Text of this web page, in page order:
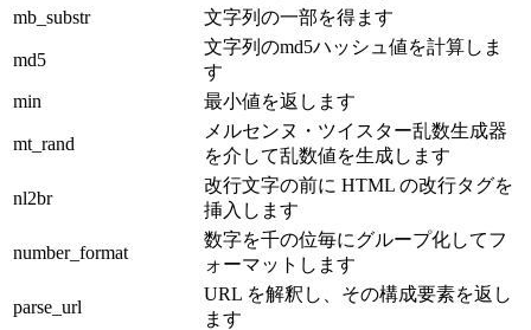
mb_substr
文字列の一部を得ます
md5
文字列のmd5ハッシュ値を計算しま
す
min
最小値を返します
mt_rand
メルセンヌ・ツイスター乱数生成器
を介して乱数値を生成します
nl2br
改行文字の前に HTML の改行タグを
挿入します
number_format
数字を千の位毎にグループ化してフ
ォーマットします
parse_url
URL を解釈し、その構成要素を返し
ます